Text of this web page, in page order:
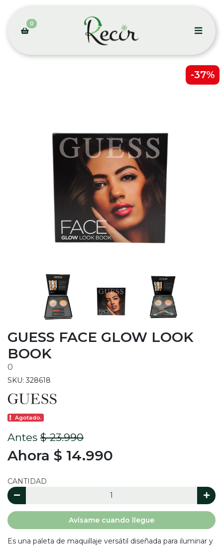
0
-37%
GUESS FACE GLOW LOOK
BOOK
0
SKU: 328618
Agotado.
Antes $ 23.990
Ahora $ 14.990
CANTIDAD
Avísame cuando llegue
Es una paleta de maquillaje versátil diseñada para iluminar y